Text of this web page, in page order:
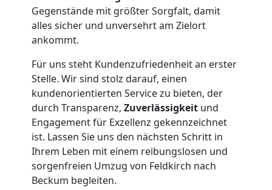
Gegenstände mit größter Sorgfalt, damit
alles sicher und unversehrt am Zielort
ankommt.
Für uns steht Kundenzufriedenheit an erster
Stelle. Wir sind stolz darauf, einen
kundenorientierten Service zu bieten, der
durch Transparenz, Zuverlässigkeit und
Engagement für Exzellenz gekennzeichnet
ist. Lassen Sie uns den nächsten Schritt in
Ihrem Leben mit einem reibungslosen und
sorgenfreien Umzug von Feldkirch nach
Beckum begleiten.
Feldkirch
Beiladung
Feldkirch
Mini
Umzug